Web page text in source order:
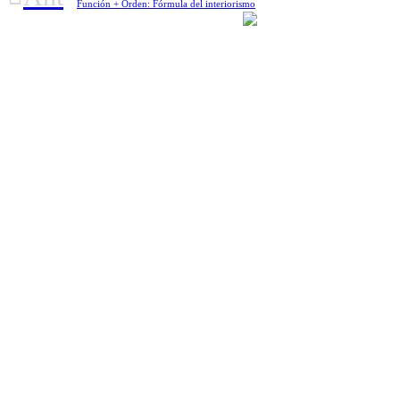
Función + Orden: Fórmula del interiorismo